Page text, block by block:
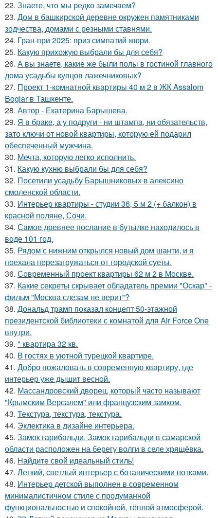
22. Знаете, что мы редко замечаем?
23. Дом в башкирской деревне окружен памятниками
зодчества, домами с резными ставнями.
24. Гран-при 2025: приз симпатий жюри.
25. Какую прихожую выбрали бы для себя?
26. А вы знаете, какие же были полы в гостиной главного
дома усадьбы купцов лажечниковых?
27. Проект 1-комнатной квартиры 40 м 2 в ЖК Assalom
Boglar в Ташкенте.
28. Автор - Екатерина Барышева.
29. Я в браке, а у подруги - ни штампа, ни обязательств,
зато ключи от новой квартиры, которую ей подарил
обеспеченный мужчина.
30. Мечта, которую легко исполнить.
31. Какую кухню выбрали бы для себя?
32. Посетили усадьбу Барышниковых в алексино
смоленской области.
33. Интерьер квартиры - студии 36, 5 м 2 (+ балкон) в
красной поляне, Сочи.
34. Самое древнее послание в бутылке находилось в
воде 101 год.
35. Рядом с нижним открылся новый дом шанти, и я
поехала перезагружаться от городской суеты.
36. Современный проект квартиры 62 м 2 в Москве.
37. Какие секреты скрывает обладатель премии "Оскар" -
фильм "Москва слезам не верит"?
38. Дональд трамп показал концепт 50-этажной
президентской библиотеки с комнатой для Air Force One
внутри.
39. * квартира 32 кв.
40. В гостях в уютной турецкой квартире.
41. Добро пожаловать в современную квартиру, где
интерьер уже дышит весной.
42. Массандровский дворец, который часто называют
"Крымским Версалем" или французским замком.
43. Текстура, текстура, текстура.
44. Эклектика в дизайне интерьера.
45. Замок гарибальди. Замок гарибальди в самарской
области расположен на берегу волги в селе хрящёвка.
46. Найдите свой идеальный стиль!
47. Легкий, светлый интерьер с ботаническими нотками.
48. Интерьер детской выполнен в современном
минималистичном стиле с продуманной
функциональностью и спокойной, тёплой атмосферой.